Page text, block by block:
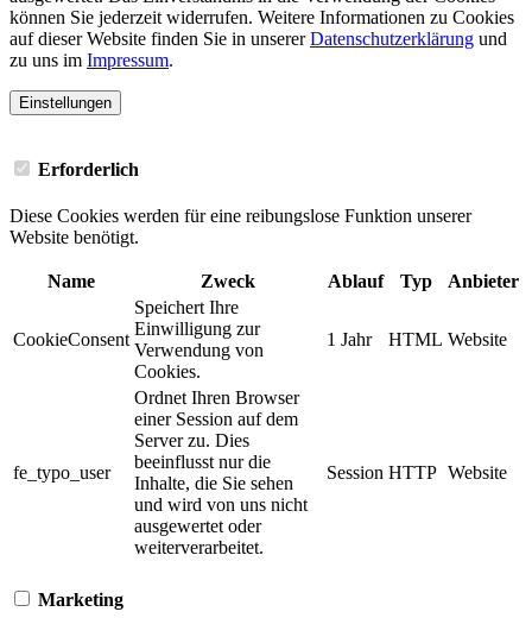
können Sie jederzeit widerrufen. Weitere Informationen zu Cookies
auf dieser Website finden Sie in unsererDatenschutzerklärung und
zu uns im Impressum.
Einstellungen
Erforderlich
Diese Cookies werden für eine reibungslose Funktion unserer
Website benötigt.
Name Zweck Ablauf Typ Anbieter
CookieConsent
Speichert Ihre
Einwilligung zur
Verwendung von
Cookies.
1 Jahr HTML Website
fe_typo_user
Ordnet Ihren Browser
einer Session auf dem
Server zu. Dies
beeinflusst nur die
Inhalte, die Sie sehen
und wird von uns nicht
ausgewertet oder
weiterverarbeitet.
Session HTTP Website
Marketing